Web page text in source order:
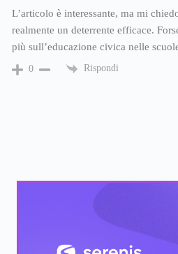
L’articolo è interessante, ma mi
realmente un deterrente efficace.
più sull’educazione civica nelle
0 Rispondi